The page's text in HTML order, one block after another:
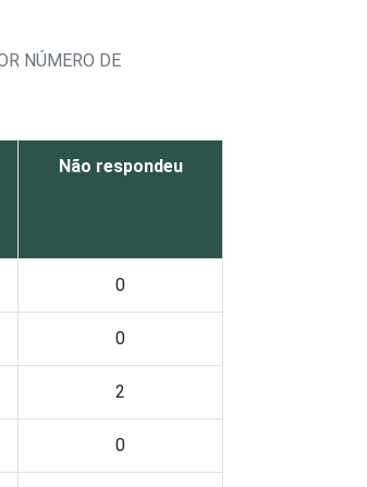
NÚMERO DE
Não respondeu
0
0
2
0